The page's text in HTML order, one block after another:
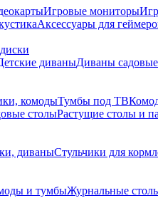
Игровые мониторы
Аксессуары для
диваныДиваны садовые
комодыТумбы под ТВ
столыРастущие столы и
диваныСтульчики для
и тумбыЖурнальные